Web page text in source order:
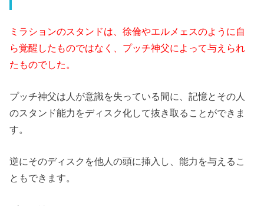
ミラションのスタンドは、徐倫やエルメェスのように自
ら覚醒したものではなく、プッチ神父によって与えられ
たものでした。
プッチ神父は人が意識を失っている間に、記憶とその人
のスタンド能力をディスク化して抜き取ることができま
す。
逆にそのディスクを他人の頭に挿入し、能力を与えるこ
ともできます。